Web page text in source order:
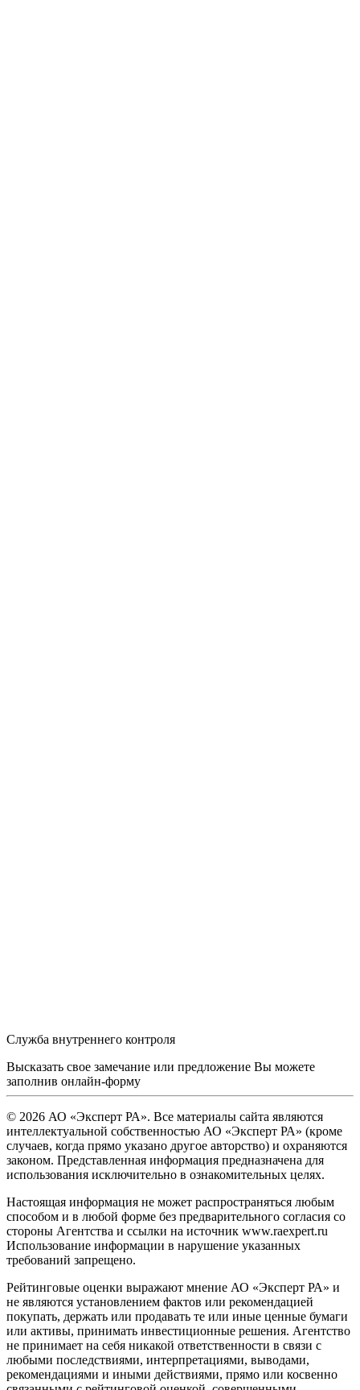
Служба внутреннего контроля
Высказать свое замечание или предложение Вы можете
заполнив онлайн-форму
© 2026 АО «Эксперт РА». Все материалы сайта являются
интеллектуальной собственностью АО «Эксперт РА» (кроме
случаев, когда прямо указано другое авторство) и охраняются
законом. Представленная информация предназначена для
использования исключительно в ознакомительных целях.
Настоящая информация не может распространяться любым
способом и в любой форме без предварительного согласия со
стороны Агентства и ссылки на источник www.raexpert.ru
Использование информации в нарушение указанных
требований запрещено.
Рейтинговые оценки выражают мнение АО «Эксперт РА» и
не являются установлением фактов или рекомендацией
покупать, держать или продавать те или иные ценные бумаги
или активы, принимать инвестиционные решения. Агентство
не принимает на себя никакой ответственности в связи с
любыми последствиями, интерпретациями, выводами,
рекомендациями и иными действиями, прямо или косвенно